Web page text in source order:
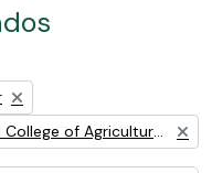
Edinburgh and the East of Scotland College of Agriculture (EESCA)